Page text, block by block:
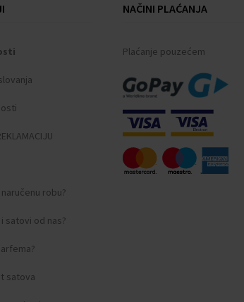
robu?
satovi od nas?
satova
NAČINI PLAĆANJA
Plaćanje pouzećem